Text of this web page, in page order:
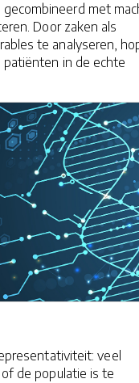
met
Door zaken als
te analyseren,
in de echte
veel
de populatie is te